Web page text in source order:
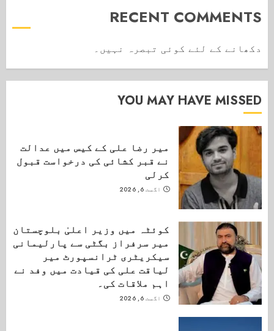
RECENT COMMENTS
دکھانے کے لئے کوئی تبصرہ نہیں۔
YOU MAY HAVE MISSED
میر رضا علی کے کیس میں عدالت
نے قبر کشائی کی درخواست قبول
کرلی
اگست 6, 2026
کوئٹہ میں وزیر اعلیٰ بلوچستان
میر سرفراز بگٹی سے پارلیمانی
سیکریٹری ٹرانسپورٹ میر
لیاقت علی کی قیادت میں وفد نے
اہم ملاقات کی۔
اگست 6, 2026